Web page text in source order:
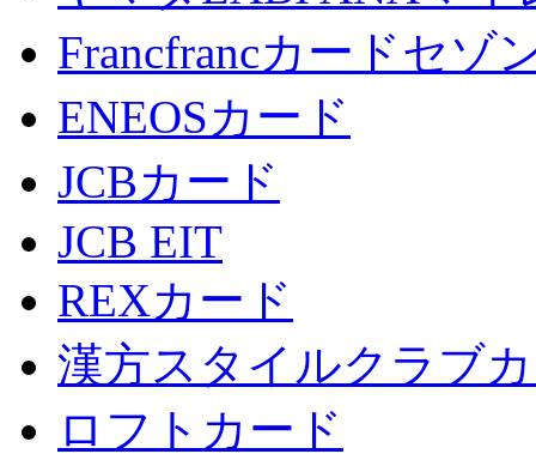
Francfrancカードセゾ
ENEOSカード
JCBカード
JCB EIT
REXカード
漢方スタイルクラブ
ロフトカード